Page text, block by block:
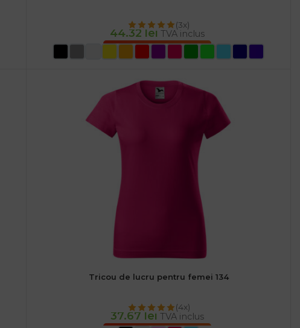
(3x)
44.32 lei TVA inclus
Tricou de lucru pentru femei 134
(4x)
37.67lei TVA inclus